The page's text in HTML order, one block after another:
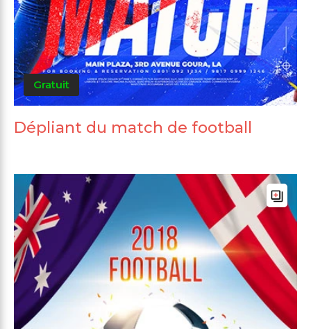
Gratuit
Dépliant du match de football